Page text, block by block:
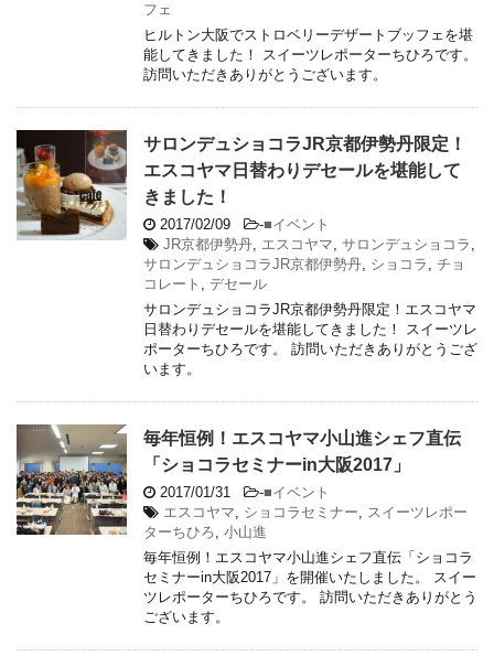
フェ
ヒルトン大阪でストロベリーデザートブッフェを堪
能してきました！ スイーツレポーターちひろです。
訪問いただきありがとうございます。
サロンデュショコラJR京都伊勢丹限定！
エスコヤマ日替わりデセールを堪能して
きました！
2017/02/09 -■イベント
JR京都伊勢丹, エスコヤマ, サロンデュショコラ ,
サロンデュショコラJR京都伊勢丹, ショコラ , チョ
コレート , デセール
サロンデュショコラJR京都伊勢丹限定！エスコヤマ
日替わりデセールを堪能してきました！ スイーツレ
ポーターちひろです。 訪問いただきありがとうござ
います。
毎年恒例！エスコヤマ小山進シェフ直伝
「ショコラセミナーin大阪2017」
2017/01/31 -■イベント
エスコヤマ, ショコラセミナー, スイーツレポー
ターちひろ , 小山進
毎年恒例！エスコヤマ小山進シェフ直伝「ショコラ
セミナーin大阪2017」を開催いたしました。 スイー
ツレポーターちひろです。 訪問いただきありがとう
ございます。